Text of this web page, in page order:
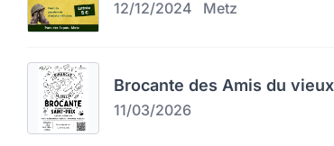
12/12/2024 Metz
Brocante des Amis du
11/03/2026